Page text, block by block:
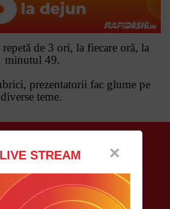
×
LIVE STREAM
repetă de 3 ori, la fiecare oră, la
minutul 49.
prezentatorii fac glume pe
diverse teme.
#1 ÎN MOLDOVA, UNDE ASCULŢI
HIT DUPĂ HIT!
Contacte